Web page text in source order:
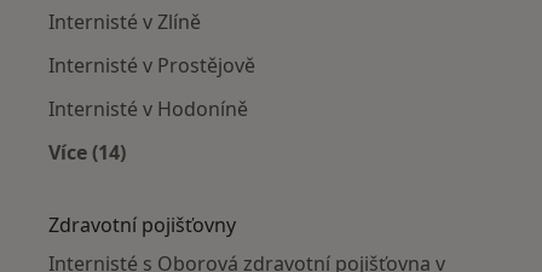
Internisté v Zlíně
Internisté v Prostějově
Internisté v Hodoníně
Více (14)
Zdravotní pojišťovny
Internisté s Oborová zdravotní pojišťovna v